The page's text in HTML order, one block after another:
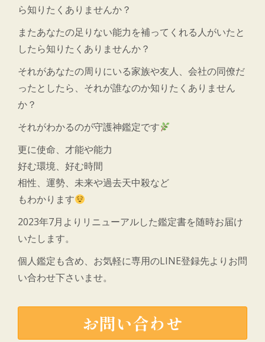
ら知りたくありませんか？
またあなたの足りない能力を補ってくれる人がいたと
したら知りたくありませんか？
それがあなたの周りにいる家族や友人、会社の同僚だ
ったとしたら、それが誰なのか知りたくありません
か？
それがわかるのが守護神鑑定です
更に使命、才能や能力
好む環境、好む時間
相性、運勢、未来や過去天中殺など
もわかります
2023年7月よりリニューアルした鑑定書を随時お届け
いたします。
個人鑑定も含め、お気軽に専用のLINE登録先よりお問
い合わせ下さいませ。
お問い合わせ